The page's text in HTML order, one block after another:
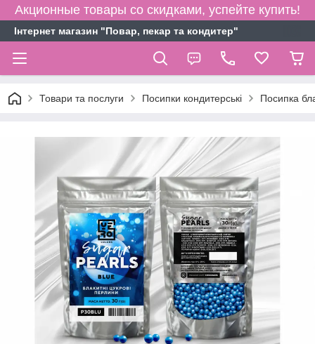
Акционные товары со скидками, успейте купить!
Інтернет магазин "Повар, пекар та кондитер"
Товари та послуги Посипки кондитерські Посипка